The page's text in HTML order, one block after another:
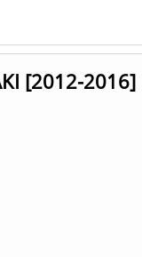
[2012-2016]